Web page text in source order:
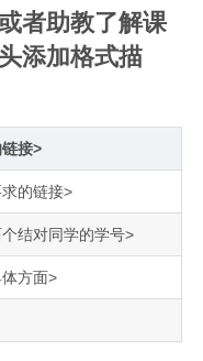
者助教了解课
添加格式描
接>
的链接>
结对同学的学号>
方面>